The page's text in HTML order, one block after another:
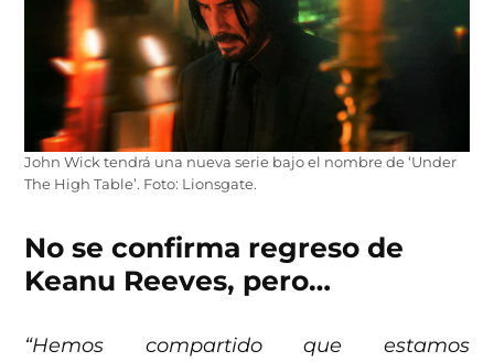
John Wick tendrá una nueva serie bajo el nombre de ‘Under
The High Table’. Foto: Lionsgate.
No se confirma regreso de
Keanu Reeves, pero…
“Hemos compartido que estamos